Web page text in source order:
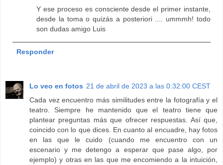
Y ese proceso es consciente desde el primer instante,
desde la toma o quizás a posteriori .... ummmh! todo
son dudas amigo Luis
Responder
Lo veo en fotos 21 de abril de 2023 a las 0:32:00 CEST
Cada vez encuentro más similitudes entre la fotografía y el
teatro. Siempre he mantenido que el teatro tiene que
plantear preguntas más que ofrecer respuestas. Así que,
coincido con lo que dices. En cuanto al encuadre, hay fotos
en las que le cuido (cuando me encuentro con un
escenario y me detengo a esperar que pase algo, por
ejemplo) y otras en las que me encomiendo a la intuición,